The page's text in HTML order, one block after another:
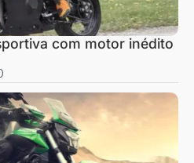
com motor inédito